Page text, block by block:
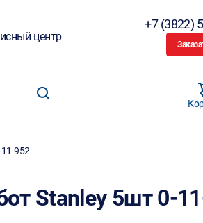
центр
+7 (3822)
952
Stanley 5шт 0-